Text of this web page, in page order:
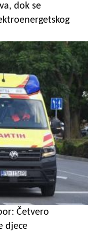
dok se
Četvero
djece